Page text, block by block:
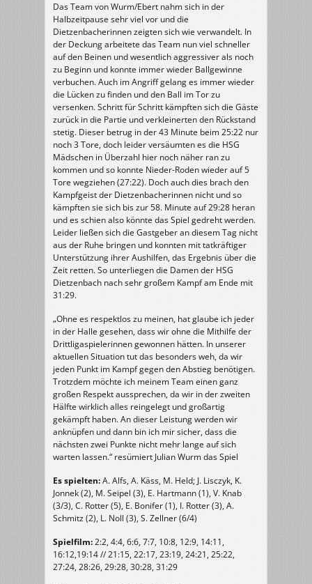
Das Team von Wurm/Ebert nahm sich in der
Halbzeitpause sehr viel vor und die
Dietzenbacherinnen zeigten sich wie verwandelt. In
der Deckung arbeitete das Team nun viel schneller
auf den Beinen und wesentlich aggressiver als noch
zu Beginn und konnte immer wieder Ballgewinne
verbuchen. Auch im Angriff gelang es immer wieder
die Lücken zu finden und den Ball im Tor zu
versenken. Schritt für Schritt kämpften sich die Gäste
zurück in die Partie und verkleinerten den Rückstand
stetig. Dieser betrug in der 43 Minute beim 25:22 nur
noch 3 Tore, doch leider versäumten es die HSG
Mädschen in Überzahl hier noch näher ran zu
kommen und so konnte Nieder-Roden wieder auf 5
Tore wegziehen (27:22). Doch auch dies brach den
Kampfgeist der Dietzenbacherinnen nicht und so
kämpften sie sich bis zur 58. Minute auf 29:28 heran
und es schien also könnte das Spiel gedreht werden.
Leider ließen sich die Gastgeber an diesem Tag nicht
aus der Ruhe bringen und konnten mit tatkräftiger
Unterstützung ihrer Aushilfen, das Ergebnis über die
Zeit retten. So unterliegen die Damen der HSG
Dietzenbach nach sehr großem Kampf am Ende mit
31:29.
„Ohne es respektlos zu meinen, hat glaube ich jeder
in der Halle gesehen, dass wir ohne die Mithilfe der
Drittligaspielerinnen gewonnen hätten. In unserer
aktuellen Situation tut das besonders weh, da wir
jeden Punkt im Kampf gegen den Abstieg benötigen.
Trotzdem möchte ich meinem Team einen ganz
großen Respekt aussprechen, da wir in der zweiten
Hälfte wirklich alles reingelegt und großartig
gekämpft haben. An dieser Leistung werden wir
anknüpfen und dann bin ich mir sicher, dass die
nächsten zwei Punkte nicht mehr lange auf sich
warten lassen.“ resümiert Julian Wurm das Spiel
Es spielten:A. Alfs, A. Käss, M. Held; J. Lisczyk, K.
Jonnek (2), M. Seipel (3), E. Hartmann (1), V. Knab
(3/3), C. Rotter (5), E. Bonifer (1), I. Rotter (3), A.
Schmitz (2), L. Noll (3), S. Zellner (6/4)
Spielfilm:2:2, 4:4, 6:6, 7:7, 10:8, 12:9, 14:11,
16:12,19:14 // 21:15, 22:17, 23:19, 24:21, 25:22,
27:24, 28:26, 29:28, 30:28, 31:29